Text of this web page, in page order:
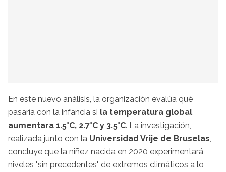
En este nuevo análisis, la organización evalúa qué
pasaría con la infancia si la temperatura global
aumentara 1.5°C, 2.7°C y 3.5°C. La investigación,
realizada junto con la Universidad Vrije de Bruselas,
concluye que la niñez nacida en 2020 experimentará
niveles "sin precedentes" de extremos climáticos a lo